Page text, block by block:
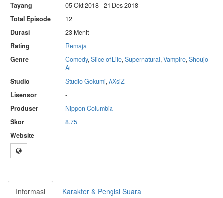
Tayang
05 Okt 2018 - 21 Des 2018
Total Episode
12
Durasi
23 Menit
Rating
Remaja
Genre
Comedy,Slice of Life,Supernatural,Vampire,Shoujo
Ai
Studio
Studio Gokumi,AXsiZ
Lisensor
-
Produser
Nippon Columbia
Skor
8.75
Website
Informasi Karakter & Pengisi Suara